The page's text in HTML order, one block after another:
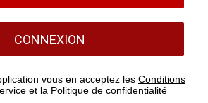
CONNEXION
vous en acceptez les Conditions
et la Politique de confidentialité